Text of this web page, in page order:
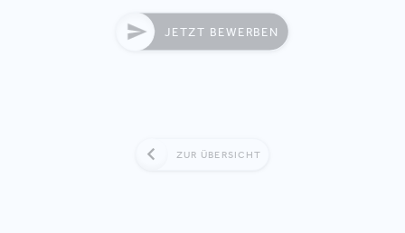
JETZT BEWERBEN
ZUR ÜBERSICHT